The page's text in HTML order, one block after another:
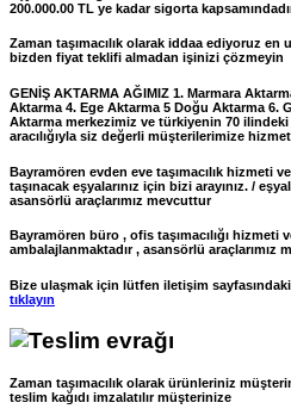
200.000.00 TL ye kadar sigorta
Zaman taşımacılık olarak iddaa ediyoruz
bizden fiyat teklifi almadan işinizi çözmeyin
GENİŞ AKTARMA AĞIMIZ 1. Marmara
Aktarma 4. Ege Aktarma 5 Doğu Aktarma 6.
Aktarma merkezimiz ve türkiyenin 70
aracılığıyla siz değerli müşterilerimize
Bayramören evden eve taşımacılık hizmeti
taşınacak eşyalarınız için bizi arayınız. /
asansörlü araçlarımız mevcuttur
Bayramören büro , ofis taşımacılığı hizmeti
ambalajlanmaktadır , asansörlü araçlarımız
Bize ulaşmak için lütfen iletişim sayfasındaki
tıklayın
Zaman taşımacılık olarak ürünleriniz
teslim kağıdı imzalatılır müşterinize